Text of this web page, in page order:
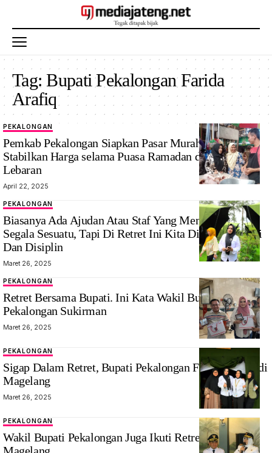
Tag:Bupati Pekalongan Farida
Arafiq
PEKALONGAN
Pemkab Pekalongan Siapkan Pasar Murah Untuk
Stabilkan Harga selama Puasa Ramadan dan Jelang
Lebaran
April 22, 2025
Bupati
Pekalongan
Farida Arafiq
santai
suasana Retret
di Magelang
PEKALONGAN
Biasanya Ada Ajudan Atau Staf Yang Menyiapkan
Segala Sesuatu, Tapi Di Retret Ini Kita Dilatih Mandiri
Dan Disiplin
Maret 26, 2025
Bupati dan
Wakil Bupati
Pekalongan
PEKALONGAN
Retret Bersama Bupati. Ini Kata Wakil Bupati
Pekalongan Sukirman
Maret 26, 2025
PEKALONGAN
Sigap Dalam Retret, Bupati Pekalongan Farida Arafiq di
Magelang
Maret 26, 2025
Bupati Farida
Arafiq dan
PEKALONGAN
Wakil Bupati Pekalongan Juga Ikuti Retret di Akmil